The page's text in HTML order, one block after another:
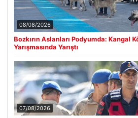
08/08/2026
Bozkırın Aslanları Podyumda: Kangal
Yarışmasında Yarıştı
07/08/2026